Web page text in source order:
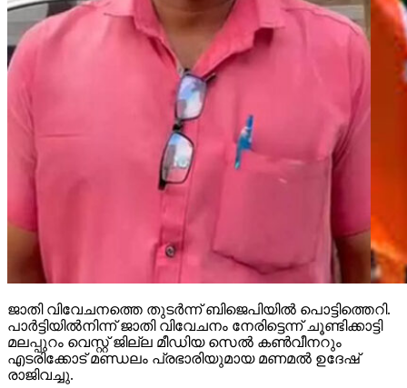
ജാതി വിവേചനത്തെ തുടര്‍ന്ന് ബിജെപിയില്‍ പൊട്ടിത്തെറി.
പാര്‍ട്ടിയില്‍നിന്ന് ജാതി വിവേചനം നേരിട്ടെന്ന് ചൂണ്ടിക്കാട്ടി
മലപ്പുറം വെസ്റ്റ് ജില്ല മീഡിയ സെല്‍ കണ്‍വീനറും
എടരിക്കോട് മണ്ഡലം പ്രഭാരിയുമായ മണമല്‍ ഉദേഷ്
രാജിവച്ചു.